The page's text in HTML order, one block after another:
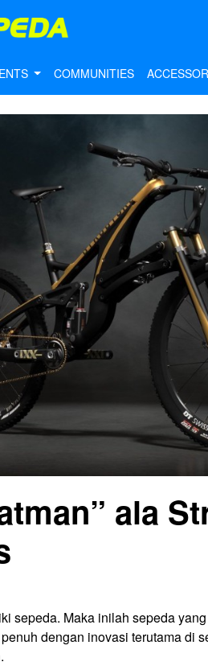
COMMUNITIES
ala
sepeda. Maka inilah sepeda
dengan inovasi terutama di